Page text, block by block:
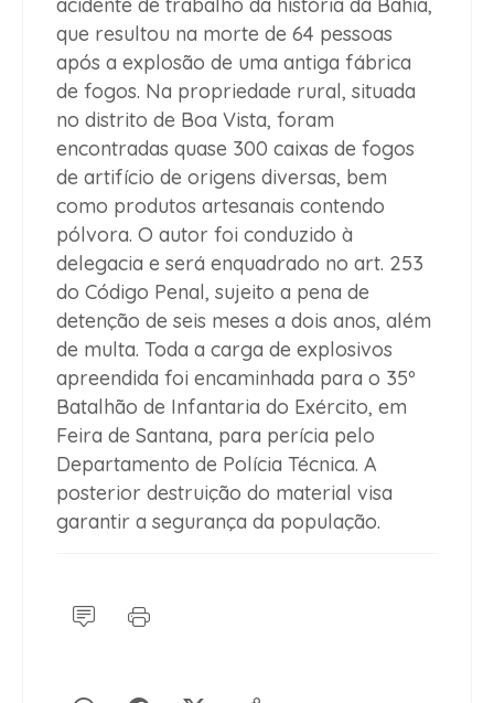
que resultou na morte de 64 pessoas
após a explosão de uma antiga fábrica
de fogos. Na propriedade rural, situada
no distrito de Boa Vista, foram
encontradas quase 300 caixas de fogos
de artifício de origens diversas, bem
como produtos artesanais contendo
pólvora. O autor foi conduzido à
delegacia e será enquadrado no art. 253
do Código Penal, sujeito a pena de
detenção de seis meses a dois anos, além
de multa. Toda a carga de explosivos
apreendida foi encaminhada para o 35º
Batalhão de Infantaria do Exército, em
Feira de Santana, para perícia pelo
Departamento de Polícia Técnica. A
posterior destruição do material visa
garantir a segurança da população.